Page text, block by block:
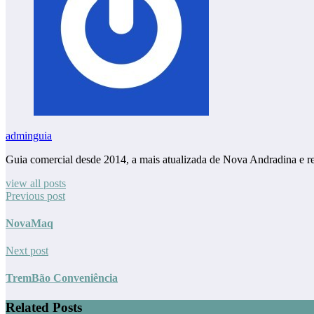
adminguia
Guia comercial desde 2014, a mais atualizada de Nova Andradina e
view all posts
Previous post
NovaMaq
Next post
TremBão Conveniência
Related Posts